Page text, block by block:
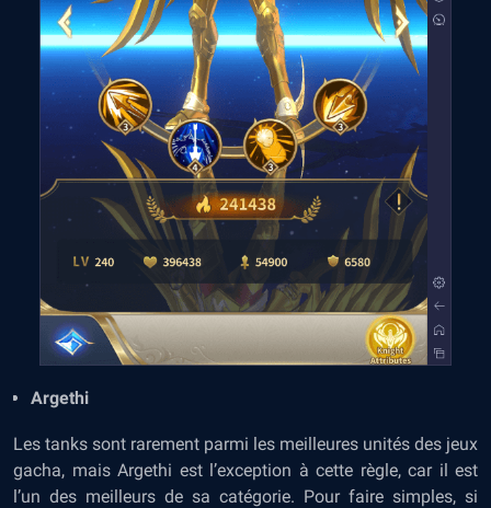
Argethi
Les tanks sont rarement parmi les meilleures unités des jeux
gacha, mais Argethi est l’exception à cette règle, car il est
l’un des meilleurs de sa catégorie. Pour faire simples, si